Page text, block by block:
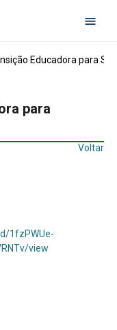
Educadora para
para
Voltar
1fzPWUe-
view